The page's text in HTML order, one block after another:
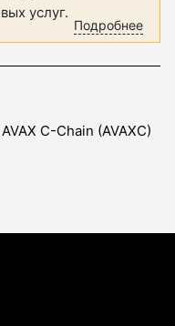
услуг.
Подробнее
C-Chain (AVAXC)